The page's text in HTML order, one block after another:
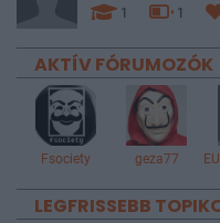
1 1
AKTÍV FÓRUMOZÓK
Fsociety geza77
LEGFRISSEBB